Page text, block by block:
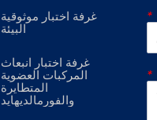
غرفة اختبار موثوقية
البيئة
غرفة اختبار انبعاث
المركبات العضوية
المتطايرة
والفورمالديهايد
*
*